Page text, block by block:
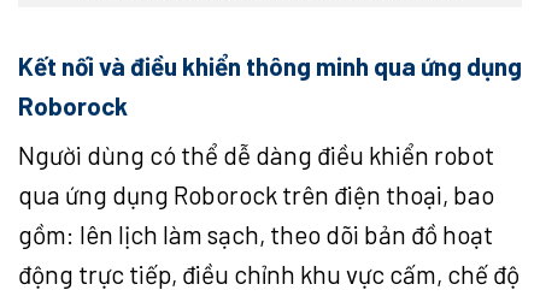
Kết nối và điều khiển thông minh qua ứng dụng
Roborock
Người dùng có thể dễ dàng điều khiển robot
qua ứng dụng Roborock trên điện thoại, bao
gồm: lên lịch làm sạch, theo dõi bản đồ hoạt
động trực tiếp, điều chỉnh khu vực cấm, chế độ